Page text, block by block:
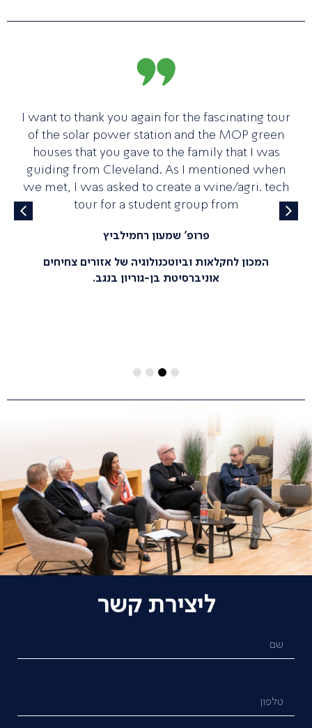
I want to thank you again for the fascinating tour
of the solar power station and the MOP green
houses that you gave to the family that I was
guiding from Cleveland. As I mentioned when
we met, I was asked to create a wine/agri. tech
tour for a student group from
פרופ' שמעון רחמילביץ
המכון לחקלאות וביוטכנולוגיה של אזורים צחיחים
אוניברסיטת בן-גוריון בנגב.
ליצירת קשר